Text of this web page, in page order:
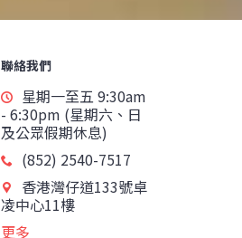
聯絡我們
星期一至五 9:30am
- 6:30pm (星期六、日
及公眾假期休息)
(852) 2540-7517
香港灣仔道133號卓
凌中心11樓
更多